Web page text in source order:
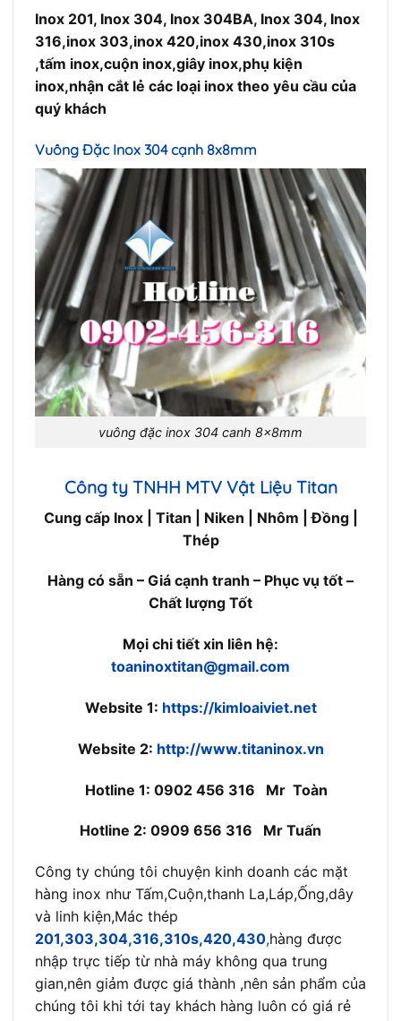
Inox 201, Inox 304, Inox 304BA, Inox 304, Inox
316,inox 303,inox 420,inox 430,inox 310s
,tấm inox,cuộn inox,giây inox,phụ kiện
inox,nhận cắt lẻ các loại inox theo yêu cầu của
quý khách
Vuông Đặc Inox 304 cạnh 8x8mm
vuông đặc inox 304 canh 8x8mm
Công ty TNHH MTV Vật Liệu Titan
Cung cấp Inox | Titan | Niken | Nhôm | Đồng |
Thép
Hàng có sẵn – Giá cạnh tranh – Phục vụ tốt –
Chất lượng Tốt
Mọi chi tiết xin liên hệ:
toaninoxtitan@gmail.com
Website 1: https://kimloaiviet.net
Website 2: http://www.titaninox.vn
Hotline 1: 0902 456 316 Mr Toàn
Hotline 2: 0909 656 316 Mr Tuấn
Công ty chúng tôi chuyện kinh doanh các mặt
hàng inox như Tấm,Cuộn,thanh La,Láp,Ống,dây
và linh kiện,Mác thép
201,303,304,316,310s,420,430,hàng được
nhập trực tiếp từ nhà máy không qua trung
gian,nên giảm được giá thành ,nên sản phẩm của
chúng tôi khi tới tay khách hàng luôn có giá rẻ